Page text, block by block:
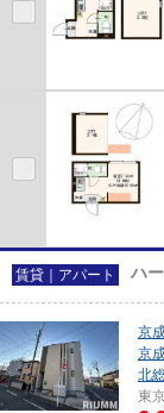
賃貸｜アパート ハ
京
京
北
東